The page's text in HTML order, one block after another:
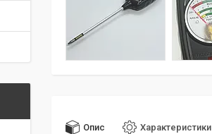
Опис Характеристики